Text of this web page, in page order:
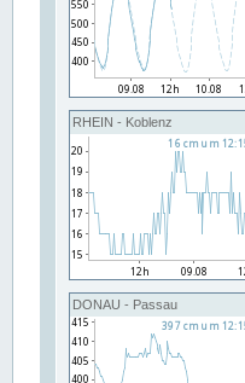
RHEIN - Koblenz
DONAU - Passau